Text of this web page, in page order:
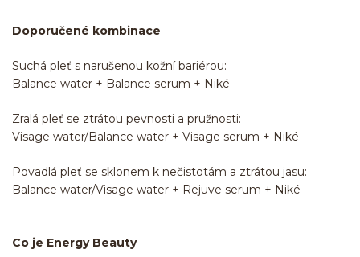
Doporučené kombinace
Suchá pleť s narušenou kožní bariérou:
Balance water + Balance serum + Niké
Zralá pleť se ztrátou pevnosti a pružnosti:
Visage water/Balance water + Visage serum + Niké
Povadlá pleť se sklonem k nečistotám a ztrátou jasu:
Balance water/Visage water + Rejuve serum + Niké
Co je Energy Beauty